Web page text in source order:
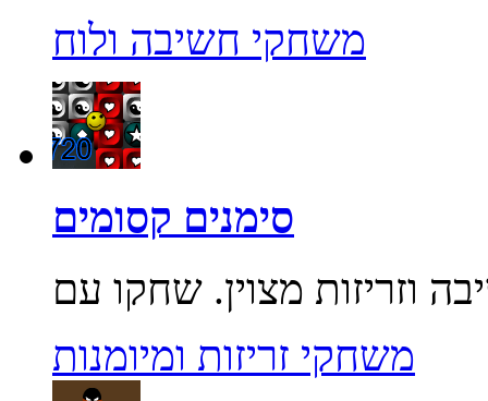
משחקי חשיבה ולוח
סימנים קסומים
משחקי זריזות ומיומנות